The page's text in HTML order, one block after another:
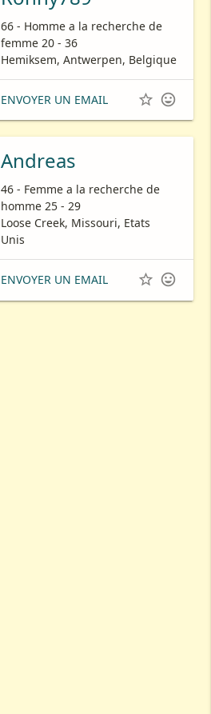
66 - Homme a la recherche de
femme 20 - 36
Hemiksem, Antwerpen, Belgique
ENVOYER UN EMAIL  
Andreas
46 - Femme a la recherche de
homme 25 - 29
Loose Creek, Missouri, Etats
Unis
ENVOYER UN EMAIL  